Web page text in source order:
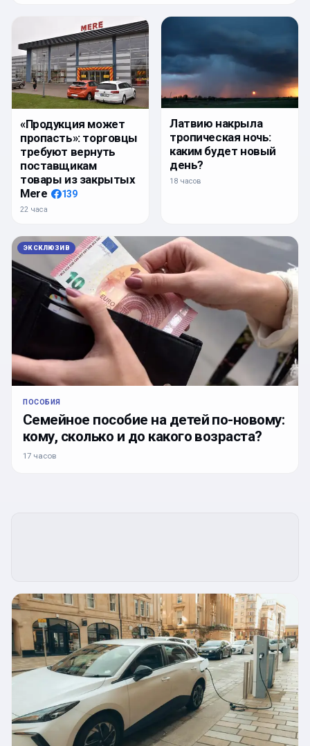
«Продукция может
пропасть»: торговцы
требуют вернуть
поставщикам
товары из закрытых
Mere
139
22 часа
Латвию накрыла
тропическая ночь:
каким будет новый
день?
18 часов
ЭКСКЛЮЗИВ
ПОСОБИЯ
Семейное пособие на детей по-новому:
кому, сколько и до какого возраста?
17 часов